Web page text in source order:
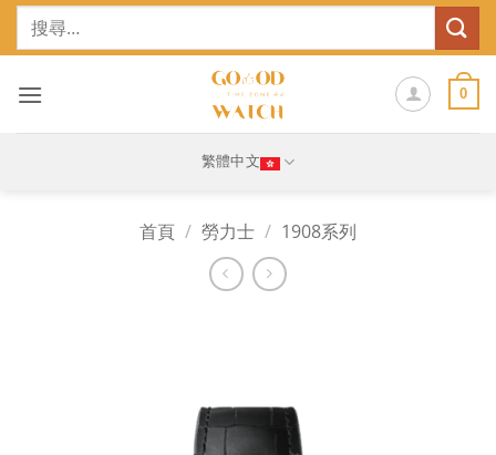
Skip
鍵
0
繁體中文
首頁 / 勞力士 / 1908系列